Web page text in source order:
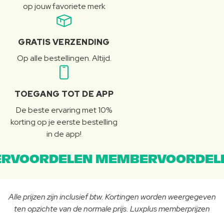
op jouw favoriete merk
GRATIS VERZENDING
Op alle bestellingen. Altijd.
TOEGANG TOT DE APP
De beste ervaring met 10%
korting op je eerste bestelling
in de app!
Alle prijzen zijn inclusief btw. Kortingen worden weergegeven
ten opzichte van de normale prijs. Luxplus memberprijzen